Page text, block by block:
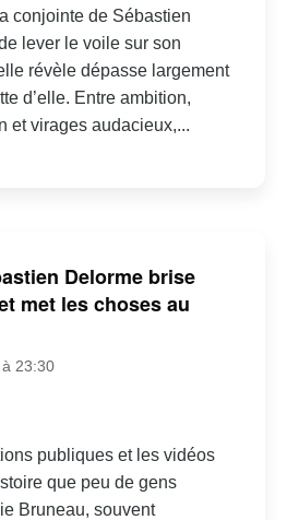
conjointe de Sébastien
lever le voile sur son
révèle dépasse largement
d’elle. Entre ambition,
et virages audacieux,...
Delorme brise
met les choses au
23:30
publiques et les vidéos
que peu de gens
Bruneau, souvent